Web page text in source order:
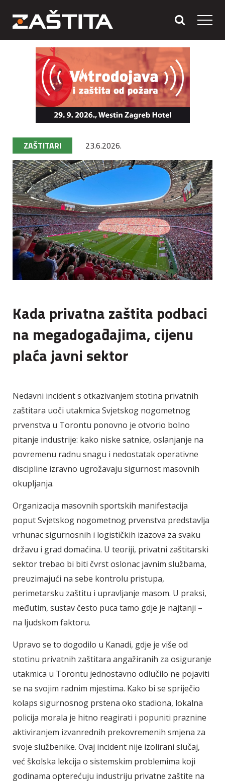
ZAŠTITARI 23.6.2026.
Kada privatna zaštita podbaci
na megadogađajima, cijenu
plaća javni sektor
Nedavni incident s otkazivanjem stotina privatnih
zaštitara uoči utakmica Svjetskog nogometnog
prvenstva u Torontu ponovno je otvorio bolno
pitanje industrije: kako niske satnice, oslanjanje na
povremenu radnu snagu i nedostatak operativne
discipline izravno ugrožavaju sigurnost masovnih
okupljanja.
Organizacija masovnih sportskih manifestacija
poput Svjetskog nogometnog prvenstva predstavlja
vrhunac sigurnosnih i logističkih izazova za svaku
državu i grad domaćina. U teoriji, privatni zaštitarski
sektor trebao bi biti čvrst oslonac javnim službama,
preuzimajući na sebe kontrolu pristupa,
perimetarsku zaštitu i upravljanje masom. U praksi,
međutim, sustav često puca tamo gdje je najtanji –
na ljudskom faktoru.
Upravo se to dogodilo u Kanadi, gdje je više od
stotinu privatnih zaštitara angažiranih za osiguranje
utakmica u Torontu jednostavno odlučilo ne pojaviti
se na svojim radnim mjestima. Kako bi se spriječio
kolaps sigurnosnog prstena oko stadiona, lokalna
policija morala je hitno reagirati i popuniti praznine
aktiviranjem izvanrednih prekovremenih smjena za
svoje službenike. Ovaj incident nije izolirani slučaj,
već školska lekcija o sistemskim problemima koji
godinama opterećuju industriju privatne zaštite na